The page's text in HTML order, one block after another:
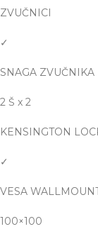
ZVUČNICI
✓
SNAGA ZVUČNIKA
2 Š x 2
KENSINGTON
✓
VESA
100×100